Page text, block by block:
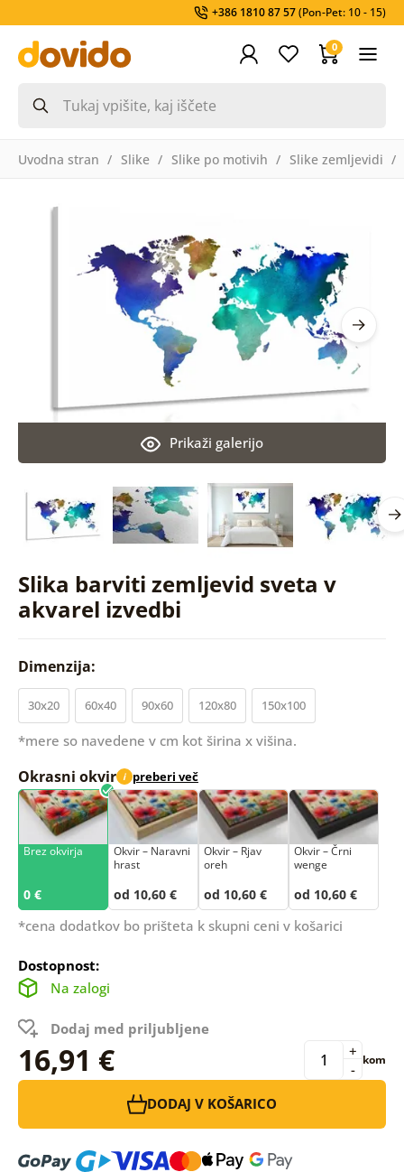
+386 1810 87 57(Pon-Pet: 10 - 15)
0
Uvodna stran Slike Slike po motivih Slike zemljevidi
Slika barviti zemljevid sveta v
akvarel izvedbi
Prikaži galerijo
Dimenzija:
30x20 60x40 90x60 120x80 150x100
*mere so navedene v cm kot širina x višina.
Okrasni okvir i preberi več
Brez okvirja
0 €
Okvir – Naravni
hrast
od 10,60 €
Okvir – Rjav
oreh
od 10,60 €
Okvir – Črni
wenge
od 10,60 €
*cena dodatkov bo prišteta k skupni ceni v košarici
Dostopnost:
Na zalogi
Dodaj med priljubljene
16,91 € -
+ kom
DODAJ V KOŠARICO